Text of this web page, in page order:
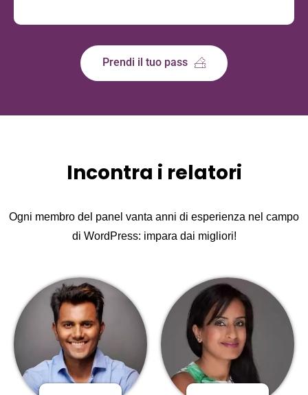
Prendi il tuo pass
Incontra i relatori
Ogni membro del panel vanta anni di esperienza nel campo
di WordPress: impara dai migliori!